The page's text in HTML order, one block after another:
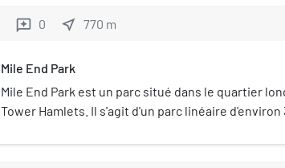
reviews 0 near_me 770 m
Mile End Park
Mile End Park est un parc situé dans le quartier
Tower Hamlets. Il s'agit d'un parc linéaire d'environ
par les bombardements de la Seconde Guerre